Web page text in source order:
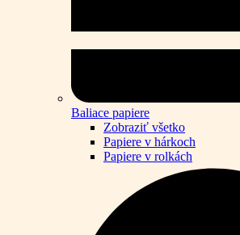
Baliace papiere
Zobraziť všetko
Papiere v hárkoch
Papiere v rolkách